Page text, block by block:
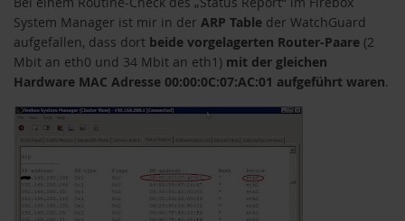
System Manager ist mir in der ARP Table der WatchGuard
aufgefallen, dass dort beide vorgelagerten Router-Paare (2
Mbit an eth0 und 34 Mbit an eth1) mit der gleichen
Hardware MAC Adresse 00:00:0C:07:AC:01 aufgeführt waren.